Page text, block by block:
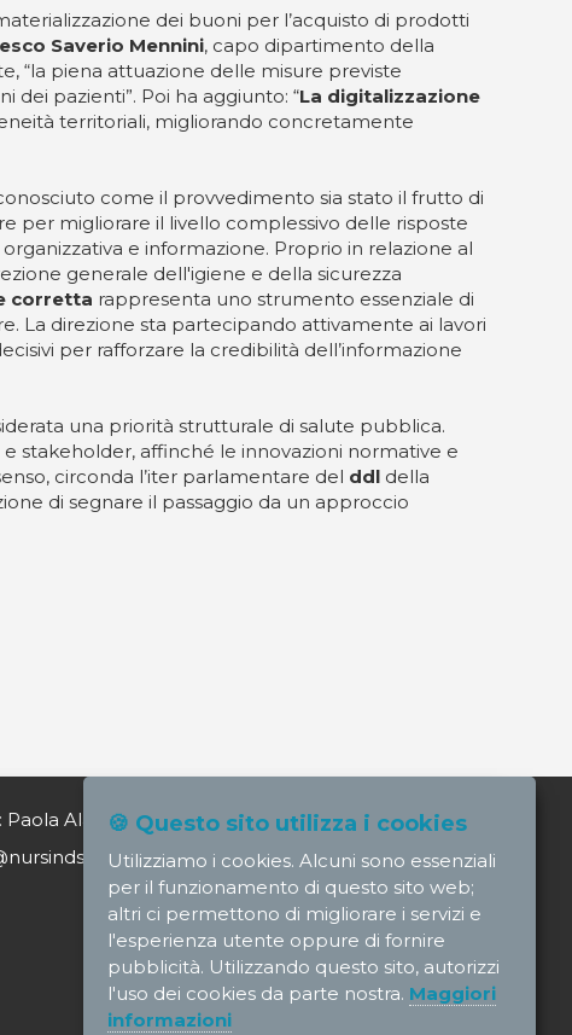
dei buoni per l’acquisto di prodotti
Saverio Mennini, capo dipartimento della
“la piena attuazione delle misure previste
dei pazienti”. Poi ha aggiunto: “La digitalizzazione
territoriali, migliorando concretamente
come il provvedimento sia stato il frutto di
per migliorare il livello complessivo delle risposte
e informazione. Proprio in relazione al
generale dell'igiene e della sicurezza
corretta rappresenta uno strumento essenziale di
La direzione sta partecipando attivamente ai lavori
per rafforzare la credibilità dell’informazione
una priorità strutturale di salute pubblica.
stakeholder, affinché le innovazioni normative e
circonda l’iter parlamentare del ddl della
di segnare il passaggio da un approccio
Alagia direttore@nursindsanita.it
🍪 Questo sito utilizza i cookies
Utilizziamo i cookies. Alcuni sono essenziali
per il funzionamento di questo sito web;
altri ci permettono di migliorare i servizi e
l'esperienza utente oppure di fornire
pubblicità. Utilizzando questo sito, autorizzi
l'uso dei cookies da parte nostra. Maggiori
informazioni